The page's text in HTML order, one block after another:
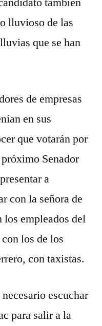
lluvioso de las
que se han
de empresas
en sus
que votarán por
Senador
a
con la señora de
empleados del
los de los
con taxistas.
escuchar
para salir a la